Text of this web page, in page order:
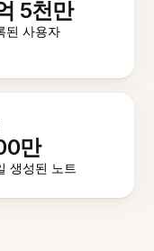
5천만
된 사용자
만
생성된 노트